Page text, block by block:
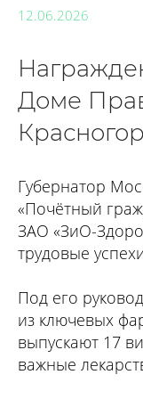
12.06.2026
Доме
Губернатор
«Почётный
ЗАО «ЗиО-
трудовые
Под его
из ключевых
выпускают 17
важные